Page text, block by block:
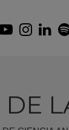
DE